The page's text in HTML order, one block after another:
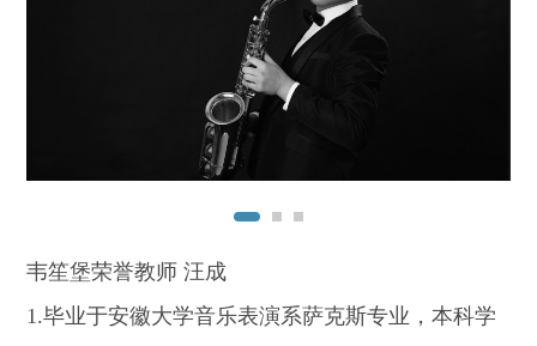
韦笙堡荣誉教师 汪成
1.毕业于安徽大学音乐表演系萨克斯专业，本科学